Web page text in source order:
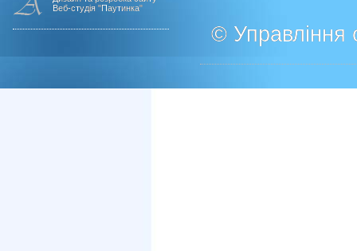
Веб-студія "Паутинка"
© Управління